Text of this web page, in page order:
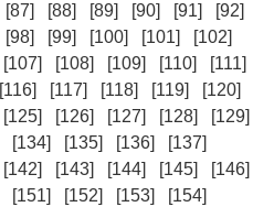
[87] [88] [89] [90] [91]
[92]
[98] [99] [100] [101]
[102]
[107] [108] [109] [110]
[111]
[116] [117] [118] [119]
[120]
[125] [126] [127] [128]
[129]
[134] [135] [136]
[137]
[142] [143] [144] [145]
[146]
[151] [152] [153]
[154]